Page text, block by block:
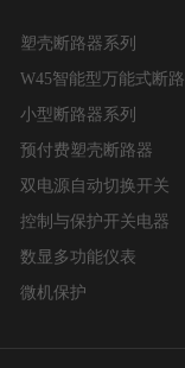
塑壳断路器系列
W45智能型万能式断
小型断路器系列
预付费塑壳断路器
双电源自动切换开关
控制与保护开关电器
数显多功能仪表
微机保护